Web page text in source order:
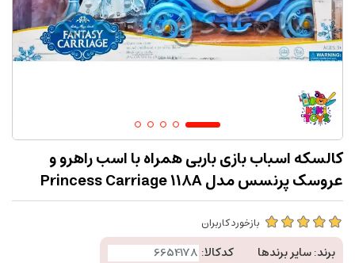
کالسکه اسباب بازی باربی همراه با اسب راهرو و
عروسک پرنسس مدل Princess Carriage 118A
بازخورد کاربران
برند:سایر برندها کدکالا: